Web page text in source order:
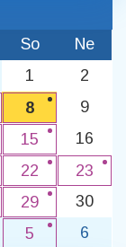
So
Ne
1
2
8
9
15
16
22
23
29
30
5 6